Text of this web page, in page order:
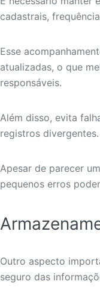
cadastrais,
Esse
atualizadas, o que
responsáveis.
Além disso, evita
registros divergentes.
Apesar de parecer
pequenos erros
Outro aspecto
seguro das